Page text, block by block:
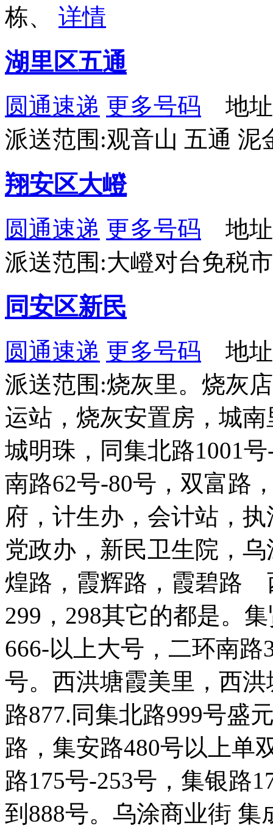
栋、 详情
湖里区五通
圆通速递 更多号码 地址
派送范围:观音山 五通 泥
翔安区大嶝
圆通速递 更多号码 地址
派送范围:大嶝对台免税
同安区新民
圆通速递 更多号码 地址
派送范围:烧灰里。烧灰
运站，烧灰安置房，城
城明珠，同集北路1001
南路62号-80号，双富路
府，计生办，会计站，
党政办，新民卫生院，
煌路，霞辉路，霞碧路
299，298其它的都是。
666-以上大号，二环南路
号。西洪塘霞美里，西
路877.同集北路999号盛
路，集安路480号以上
路175号-253号，集银路
到888号。乌涂商业街